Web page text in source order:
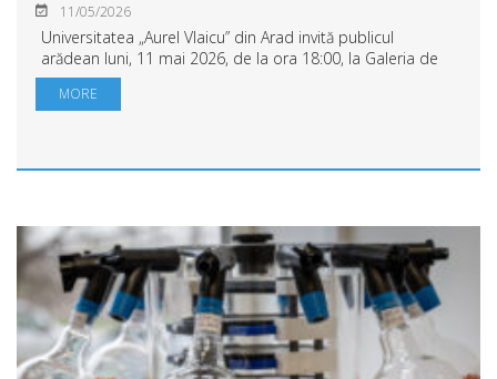
11/05/2026
Universitatea „Aurel Vlaicu” din Arad invită publicul
arădean luni, 11 mai 2026, de la ora 18:00, la Galeria de
Artă ALFA (Bulevardul Revoluției nr. 90), la vernisajul
expoziției „In-Between. Spațiul ...
MORE